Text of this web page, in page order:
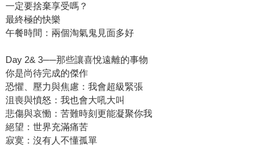
一定要捨棄享受嗎？
最終極的快樂
午餐時間：兩個淘氣鬼見面多好
Day 2& 3──那些讓喜悅遠離的事物
你是尚待完成的傑作
恐懼、壓力與焦慮：我會超級緊張
沮喪與憤怒：我也會大吼大叫
悲傷與哀慟：苦難時刻更能凝聚你我
絕望：世界充滿痛苦
寂寞：沒有人不懂孤單